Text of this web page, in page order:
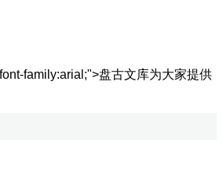
family:arial;">盘古文库为大家提供